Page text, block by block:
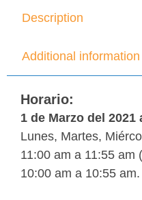
Description
Additional information
Horario:
1 de Marzo del 2021
Lunes, Martes,
11:00 am a 11:55 am
10:00 am a 10:55